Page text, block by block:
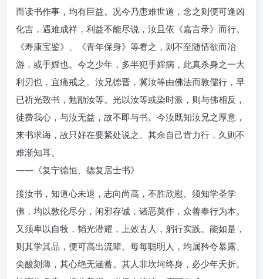
而读书作事，均有巨益。况今乃患难世道，念之则便可逢凶
化吉，遇难成祥，利益不能尽说，汝且依《嘉言录》而行。
《寿康宝鉴》、《青年保身》等看之，则不至随情欲而冶
游，或手婬也。今之少年，多半犯手婬病，此真杀身之一大
利刃也，宜痛戒之。汝兄德晋，冀汝等由佛法而敦儒行，早
已祈光致书，勉勖汝等。光以汝等或染时派，则与佛相反，
徒费我心，与汝无益，故不即与书。今汝既知汝兄之厚意，
来书求诲，故只好在要紧处说之。其余自己肯力行，久则不
难渐知耳。
——《复宁德恒、德复居士书》
接汝书，知道心未退，志向尚高，不胜欣慰。须知学圣学
佛，均以敦伦尽分，闲邪存诚，诸恶莫作，众善奉行为本。
又须卑以自牧，韬光潜耀，上效古人，躬行实践。能如是，
则其学其品，便可高出流辈。每每聪明人，均属矜夸暴露、
尖酸刻薄，其心绝无涵蓄。其人非坎坷终身，必少年夭折。